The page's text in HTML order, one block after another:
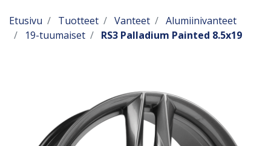
Etusivu Tuotteet Vanteet
Alumiinivanteet
19-tuumaiset
RS3 Palladium Painted 8.5x19